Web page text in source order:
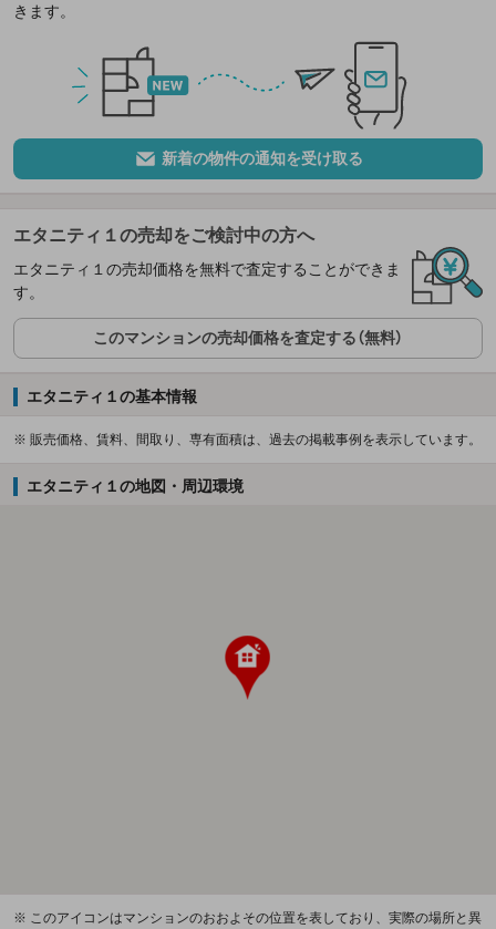
きます。
新着の物件の通知を受け取る
エタニティ１の売却をご検討中の方へ
エタニティ１の売却価格を無料で査定することができま
す。
このマンションの売却価格を査定する（無料）
エタニティ１の基本情報
※ 販売価格、賃料、間取り、専有面積は、過去の掲載事例を表示しています。
エタニティ１の地図・周辺環境
※ このアイコンはマンションのおおよその位置を表しており、実際の場所と異